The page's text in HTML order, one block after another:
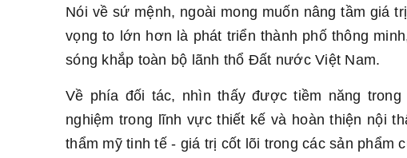
Nói về sứ mệnh, ngoài mong muốn nâng tầm giá
vọng to lớn hơn là phát triển thành phố thông
sóng khắp toàn bộ lãnh thổ Đất nước Việt Nam.
Về phía đối tác, nhìn thấy được tiềm năng
nghiệm trong lĩnh vực thiết kế và hoàn thiện nội
thẩm mỹ tinh tế - giá trị cốt lõi trong các sản